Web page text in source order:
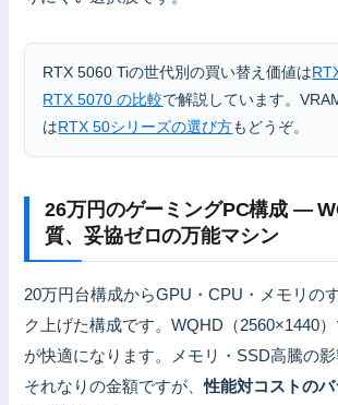
RTX 5060 Tiの世代別の買い替え価値は
RTX 5070 の比較で解説しています。
は RTX 50シリーズの選び方もどうぞ。
26万円のゲーミングPC構成 —
質、妥協ゼロの万能マシン
20万円台構成からGPU・CPU・メモリの
ク上げた構成です。WQHD（2560×1440
が快適になります。メモリ・SSD高騰の
それなりの金額ですが、性能対コストの